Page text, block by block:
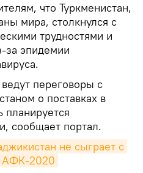
что Туркменистан,
мира, столкнулся с
трудностями и
за эпидемии
переговоры с
о поставках в
планируется
сообщает портал.
не сыграет с
АФК-2020